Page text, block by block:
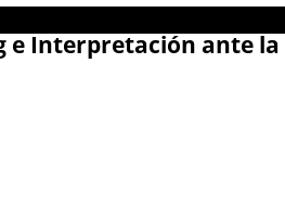
e Interpretación ante